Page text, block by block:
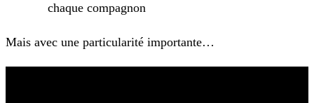
chaque compagnon
Mais avec une particularité importante…